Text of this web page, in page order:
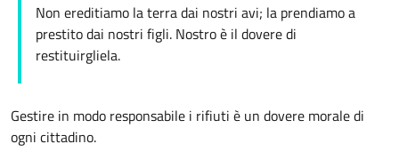
Non ereditiamo la terra dai nostri avi; la prendiamo a
prestito dai nostri figli. Nostro è il dovere di
restituirgliela.
Gestire in modo responsabile i rifiuti è un dovere morale di
ogni cittadino.